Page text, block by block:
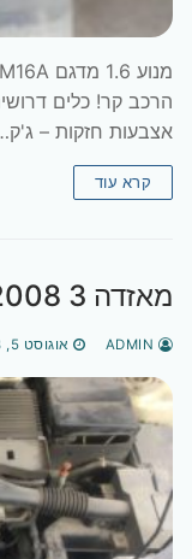
אצבעות חזקות –
קרא עוד
מאזדה 3 2008 1.6 – החלפת נוזל קירור
אוגוסט 5, 2018